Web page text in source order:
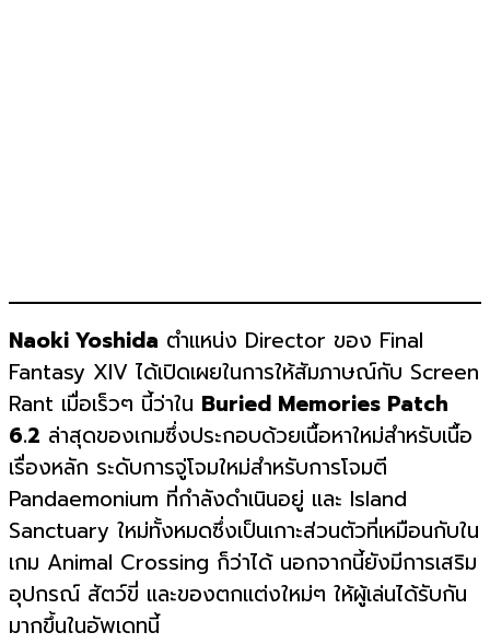
Naoki Yoshida ตำแหน่ง Director ของ Final
Fantasy XIV ได้เปิดเผยในการให้สัมภาษณ์กับ Screen
Rant เมื่อเร็วๆ นี้ว่าใน Buried Memories Patch
6.2 ล่าสุดของเกมซึ่งประกอบด้วยเนื้อหาใหม่สำหรับเนื้อ
เรื่องหลัก ระดับการจู่โจมใหม่สำหรับการโจมตี
Pandaemonium ที่กำลังดำเนินอยู่ และ Island
Sanctuary ใหม่ทั้งหมดซึ่งเป็นเกาะส่วนตัวที่เหมือนกับใน
เกม Animal Crossing ก็ว่าได้ นอกจากนี้ยังมีการเสริม
อุปกรณ์ สัตว์ขี่ และของตกแต่งใหม่ๆ ให้ผู้เล่นได้รับกัน
มากขึ้นในอัพเดทนี้